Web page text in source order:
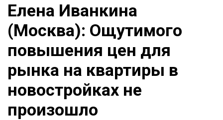
Экономика
Природа
Образование
Спорт
Культура
Lifestyle
Елена Иванкина
(Москва): Ощутимого
повышения цен для
рынка на квартиры в
новостройках не
произошло